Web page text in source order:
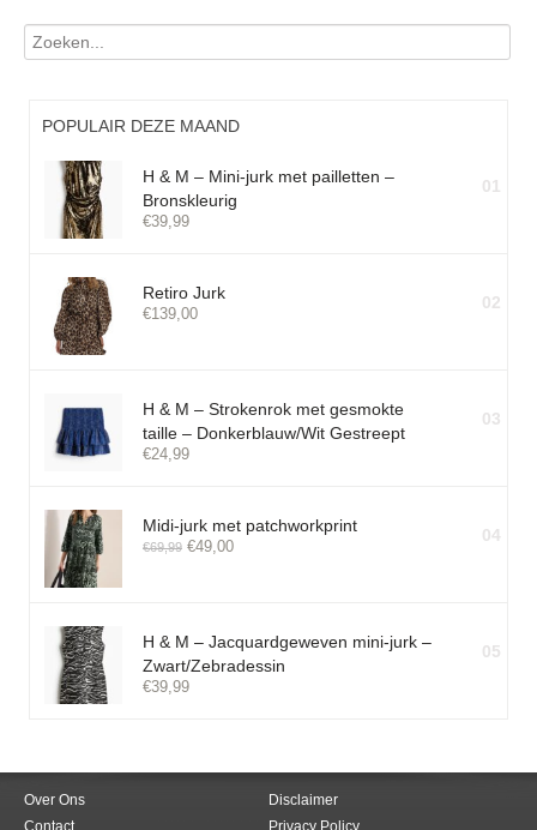
POPULAIR DEZE MAAND
H & M – Mini-jurk met pailletten –
Bronskleurig
€39,99
01
Retiro Jurk
€139,00
02
H & M – Strokenrok met gesmokte
taille – Donkerblauw/Wit Gestreept
€24,99
03
Midi-jurk met patchworkprint
€69,99 €49,00
04
H & M – Jacquardgeweven mini-jurk –
Zwart/Zebradessin
€39,99
05
Over Ons
Disclaimer